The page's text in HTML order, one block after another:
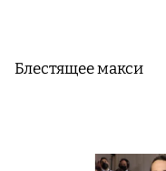
Блестящее макси